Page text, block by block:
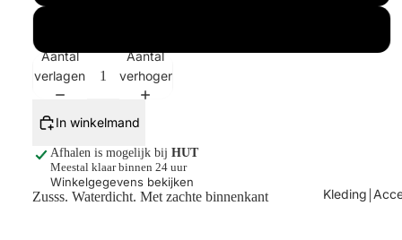
Kleding￨
Aantal
verlagen
Aantal
verhogen
In winkelmand
Afhalen is mogelijk bij HUT
Meestal klaar binnen 24 uur
Winkelgegevens bekijken
Zusss. Waterdicht. Met zachte binnenkant